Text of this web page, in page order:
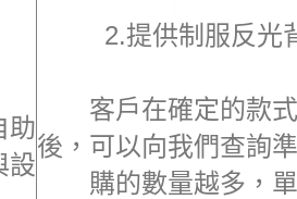
助
設
2.提供制服反光
客戶在確定的款
後，可以向我們查詢
購的數量越多，